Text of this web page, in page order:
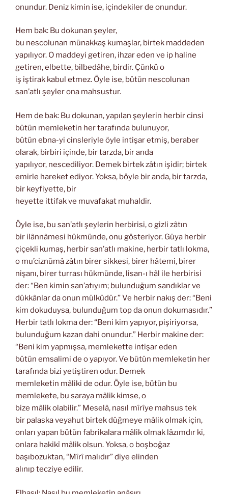
onundur. Deniz kimin ise, içindekiler de onundur.
Hem bak: Bu dokunan şeyler,
bu nescolunan münakkaş kumaşlar, birtek maddeden
yapılıyor. O maddeyi getiren, ihzar eden ve ip haline
getiren, elbette, bilbedâhe, birdir. Çünkü o
iş iştirak kabul etmez. Öyle ise, bütün nescolunan
san’atlı şeyler ona mahsustur.
Hem de bak: Bu dokunan, yapılan şeylerin herbir cinsi
bütün memleketin her tarafında bulunuyor,
bütün ebna-yi cinsleriyle öyle intişar etmiş, beraber
olarak, birbiri içinde, bir tarzda, bir anda
yapılıyor, nescediliyor. Demek birtek zâtın işidir; birtek
emirle hareket ediyor. Yoksa, böyle bir anda, bir tarzda,
bir keyfiyette, bir
heyette ittifak ve muvafakat muhaldir.
Öyle ise, bu san’atlı şeylerin herbirisi, o gizli zâtın
bir ilânnâmesi hükmünde, onu gösteriyor. Güya herbir
çiçekli kumaş, herbir san’atlı makine, herbir tatlı lokma,
o mu’ciznümâ zâtın birer sikkesi, birer hâtemi, birer
nişanı, birer turrası hükmünde, lisan-ı hâl ile herbirisi
der: “Ben kimin san’atıyım; bulunduğum sandıklar ve
dükkânlar da onun mülküdür.” Ve herbir nakış der: “Beni
kim dokuduysa, bulunduğum top da onun dokumasıdır.”
Herbir tatlı lokma der: “Beni kim yapıyor, pişiriyorsa,
bulunduğum kazan dahi onundur.” Herbir makine der:
“Beni kim yapmışsa, memlekette intişar eden
bütün emsalimi de o yapıyor. Ve bütün memleketin her
tarafında bizi yetiştiren odur. Demek
memleketin mâliki de odur. Öyle ise, bütün bu
memlekete, bu saraya mâlik kimse, o
bize mâlik olabilir.” Meselâ, nasıl mîrîye mahsus tek
bir palaska veyahut birtek düğmeye mâlik olmak için,
onları yapan bütün fabrikalara mâlik olmak lâzımdır ki,
onlara hakikî mâlik olsun. Yoksa, o boşboğaz
başıbozuktan, “Mîrî malıdır” diye elinden
alınıp tecziye edilir.